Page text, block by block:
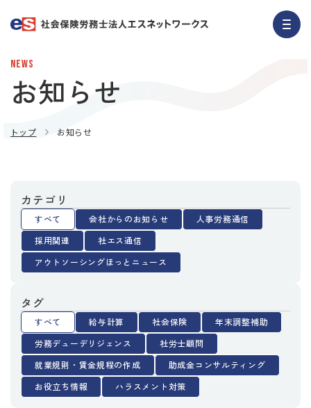
NEWS
お知らせ
トップ お知らせ
カテゴリ
すべて 会社からのお知らせ
人事労務通信
採用関連
社エス通信
アウトソーシングほっとニュース
タグ
すべて 給与計算 社会保険
年末調整補助
労務デューデリジェンス
社労士顧問
就業規則・賃金規程の作成
助成金コンサルティング
お役立ち情報
ハラスメント対策